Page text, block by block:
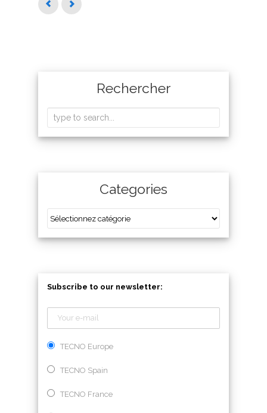
Rechercher
Categories
Subscribe to our newsletter:
TECNO Europe
TECNO Spain
TECNO France